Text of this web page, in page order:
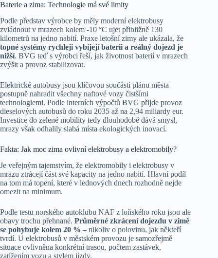
Baterie a zima: Technologie má své limity
Podle představ výrobce by měly moderní elektrobusy
zvládnout v mrazech kolem -10 °C ujet přibližně 130
kilometrů na jedno nabití. Praxe letošní zimy ale ukázala, že
topné systémy rychleji vybíjejí baterii a reálný dojezd je
nižší. BVG teď s výrobci řeší, jak životnost baterií v mrazech
zvýšit a provoz stabilizovat.
Elektrické autobusy jsou klíčovou součástí plánu města
postupně nahradit všechny naftové vozy čistšími
technologiemi. Podle interních výpočtů BVG přijde provoz
dieselových autobusů do roku 2035 až na 2,94 miliardy eur.
Investice do zelené mobility tedy dlouhodobě dává smysl,
mrazy však odhalily slabá místa ekologických inovací.
Fakta: Jak moc zima ovlivní elektrobusy a elektromobily?
Je veřejným tajemstvím, že elektromobily i elektrobusy v
mrazu ztrácejí část své kapacity na jedno nabití. Hlavní podíl
na tom má topení, které v lednových dnech rozhodně nejde
omezit na minimum.
Podle testu norského autoklubu NAF z loňského roku jsou ale
obavy trochu přehnané. Průměrné zkrácení dojezdu v zimě
se pohybuje kolem 20 % – nikoliv o polovinu, jak někteří
tvrdí. U elektrobusů v městském provozu je samozřejmě
situace ovlivněna konkrétní trasou, počtem zastávek,
zatížením vozu a stylem jízdy.